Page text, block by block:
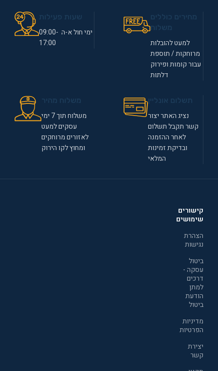
למעט להובלות
מרוחקות / תוספת
עבור קומות ופירוק
דלתות
ימי חול א-ה 09:00-
17:00
נציג האתר יצור
קשר תקבל תשלום
לאחר ההזמנה
ובדיקת זמינות
המלאי
משלוח תוך 7 ימי
עסקים למעט
לאזורים מרוחקים
ומחוץ לקו הירוק
קישורים
שימושים
הצהרת
נגישות
ביטול
עסקה -
דרכים
למתן
הודעת
ביטול
מדיניות
הפרטיות
יצירת
קשר